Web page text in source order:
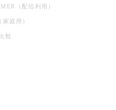
（配信利用）
庭用）
較